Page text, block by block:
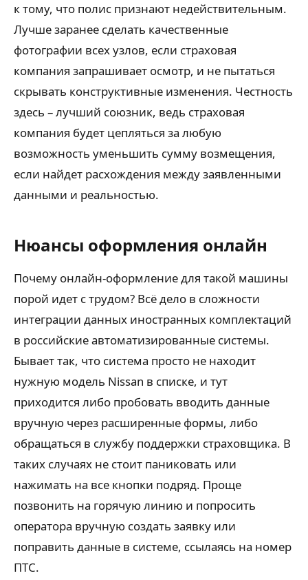
к тому, что полис признают недействительным.
Лучше заранее сделать качественные
фотографии всех узлов, если страховая
компания запрашивает осмотр, и не пытаться
скрывать конструктивные изменения. Честность
здесь – лучший союзник, ведь страховая
компания будет цепляться за любую
возможность уменьшить сумму возмещения,
если найдет расхождения между заявленными
данными и реальностью.
Нюансы оформления онлайн
Почему онлайн-оформление для такой машины
порой идет с трудом? Всё дело в сложности
интеграции данных иностранных комплектаций
в российские автоматизированные системы.
Бывает так, что система просто не находит
нужную модель Nissan в списке, и тут
приходится либо пробовать вводить данные
вручную через расширенные формы, либо
обращаться в службу поддержки страховщика. В
таких случаях не стоит паниковать или
нажимать на все кнопки подряд. Проще
позвонить на горячую линию и попросить
оператора вручную создать заявку или
поправить данные в системе, ссылаясь на номер
ПТС.